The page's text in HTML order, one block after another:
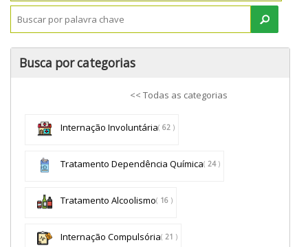
Busca por categorias
<< Todas as categorias
Internação Involuntária( 62 )
Tratamento Dependência Química( 24)
Tratamento Alcoolismo( 16 )
Internação Compulsória( 21 )